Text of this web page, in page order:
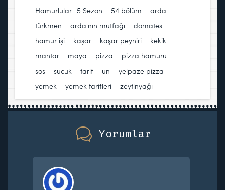
Hamurlular 5.Sezon 54.bölüm
arda
türkmen
arda'nın mutfağı domates
hamur işi
kaşar kaşar peyniri kekik
mantar
maya pizza pizza hamuru
sos
sucuk tarif un yelpaze pizza
yemek
yemek tarifleri zeytinyağı
Yorumlar